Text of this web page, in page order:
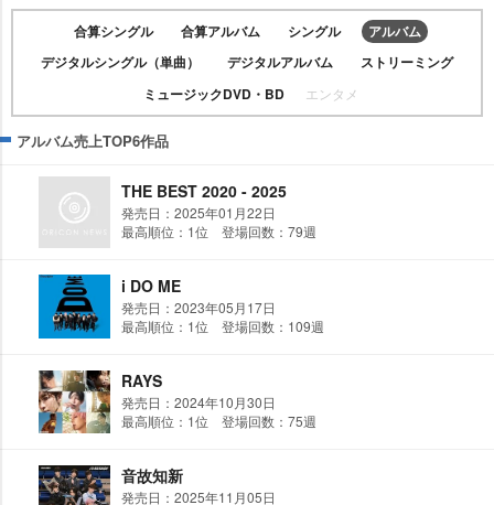
合算シングル 合算アルバム シングル
アルバム
デジタルシングル（単曲）
デジタルアルバム
ストリーミング
ミュージックDVD・BD
エンタメ
アルバム売上TOP6作品
THE BEST 2020 - 2025
発売日：2025年01月22日
最高順位：1位 登場回数：79週
i DO ME
発売日：2023年05月17日
最高順位：1位 登場回数：109週
RAYS
発売日：2024年10月30日
最高順位：1位 登場回数：75週
音故知新
発売日：2025年11月05日